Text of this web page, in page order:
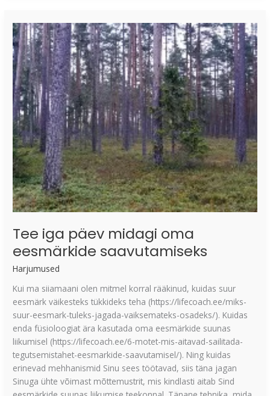
Tee iga päev midagi oma
eesmärkide saavutamiseks
Harjumused
Kui ma siiamaani olen mitmel korral rääkinud, kuidas suur
eesmärk väikesteks tükkideks teha (https://lifecoach.ee/miks-
suur-eesmark-tuleks-jagada-vaiksemateks-osadeks/). Kuidas
enda füsioloogiat ära kasutada oma eesmärkide suunas
liikumisel (https://lifecoach.ee/6-motet-mis-aitavad-sailitada-
tegutsemistahet-eesmarkide-saavutamisel/). Ning kuidas
erinevad mehhanismid Sinu sees töötavad, siis täna jagan
Sinuga ühte võimast mõttemustrit, mis kindlasti aitab Sind
iga
päev
midagi
oma
eesmärkide
saavutamiseks